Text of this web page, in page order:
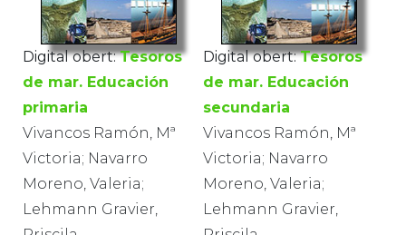
Digital obert: Tesoros
de mar. Educación
primaria
Vivancos Ramón, Mª
Victoria; Navarro
Moreno, Valeria;
Lehmann Gravier,
Digital obert: Tesoros
de mar. Educación
secundaria
Vivancos Ramón, Mª
Victoria; Navarro
Moreno, Valeria;
Lehmann Gravier,